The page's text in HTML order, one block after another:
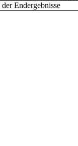
Endergebnisse